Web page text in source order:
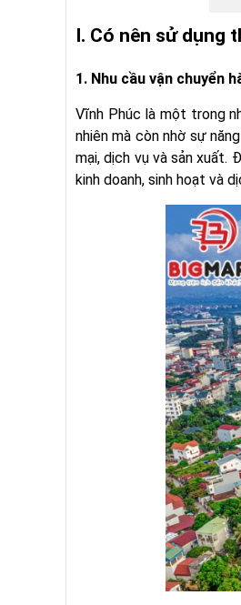
I. Có nên sử dụng
1. Nhu cầu vận chuyển
Vĩnh Phúc là một trong
nhiên mà còn nhờ sự
mại, dịch vụ và sản xuất.
kinh doanh, sinh hoạt và